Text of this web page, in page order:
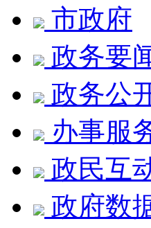
市政府
政务要
政务公
办事服
政民互
政府数